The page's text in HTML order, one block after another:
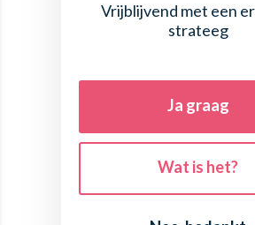
Vrijblijvend met een
strateeg
Ja graag
Wat is het?